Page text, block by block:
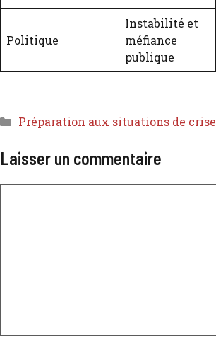
Politique
Instabilité et
méfiance
publique
Préparation aux situations de crise
Laisser un commentaire